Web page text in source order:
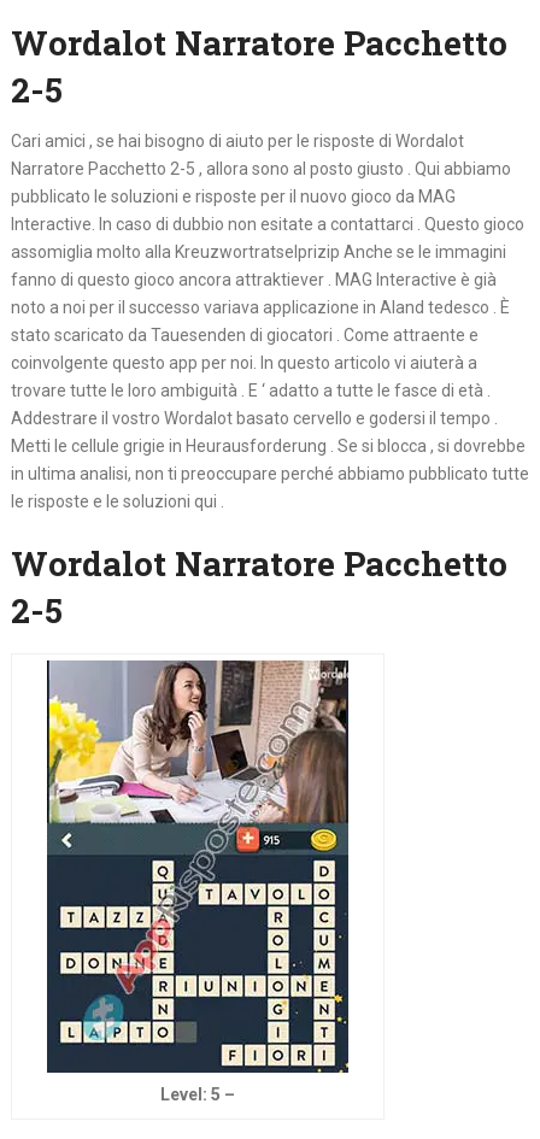
Wordalot Narratore Pacchetto
2-5
Cari amici , se hai bisogno di aiuto per le risposte di Wordalot
Narratore Pacchetto 2-5 , allora sono al posto giusto . Qui abbiamo
pubblicato le soluzioni e risposte per il nuovo gioco da MAG
Interactive. In caso di dubbio non esitate a contattarci . Questo gioco
assomiglia molto alla Kreuzwortratselprizip Anche se le immagini
fanno di questo gioco ancora attraktiever . MAG Interactive è già
noto a noi per il successo variava applicazione in Aland tedesco . È
stato scaricato da Tauesenden di giocatori . Come attraente e
coinvolgente questo app per noi. In questo articolo vi aiuterà a
trovare tutte le loro ambiguità . E ‘ adatto a tutte le fasce di età .
Addestrare il vostro Wordalot basato cervello e godersi il tempo .
Metti le cellule grigie in Heurausforderung . Se si blocca , si dovrebbe
in ultima analisi, non ti preoccupare perché abbiamo pubblicato tutte
le risposte e le soluzioni qui .
Wordalot Narratore Pacchetto
2-5
Level: 5 –